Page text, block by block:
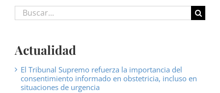
Buscar:
Actualidad
El Tribunal Supremo refuerza la importancia del
consentimiento informado en obstetricia, incluso en
situaciones de urgencia